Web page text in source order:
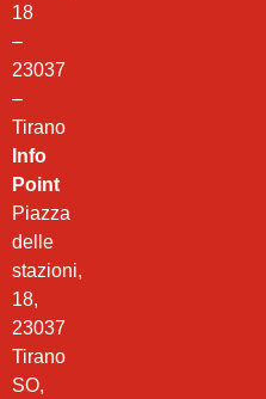
18
–
23037
–
Tirano
Info
Point
Piazza
delle
stazioni,
18,
23037
Tirano
SO,